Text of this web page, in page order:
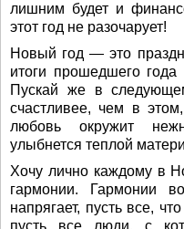
лишним будет и
этот год не разочарует!
Новый год — это
итоги прошедшего
Пускай же в
счастливее, чем в
любовь окружит
улыбнется теплой
Хочу лично каждому в
гармонии. Гармонии
напрягает, пусть все,
пусть все люди, с